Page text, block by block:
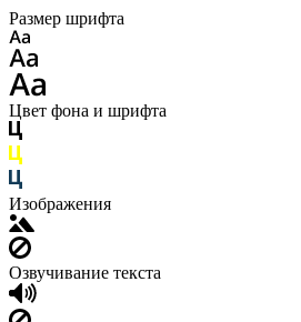
Размер шрифта
Цвет фона и шрифта
Изображения
Озвучивание текста